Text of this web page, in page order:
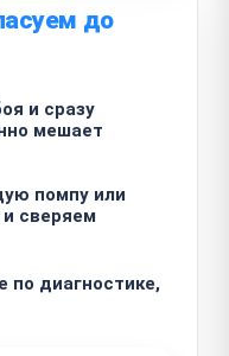
до
и сразу
мешает
помпу или
сверяем
по диагностике,